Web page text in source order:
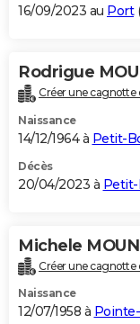
16/09/2023 au Port(
Rodrigue
Créer une cagnotte
Naissance
14/12/1964 à Petit-
Décès
20/04/2023 à
Michele
Créer une cagnotte
Naissance
12/07/1958 à